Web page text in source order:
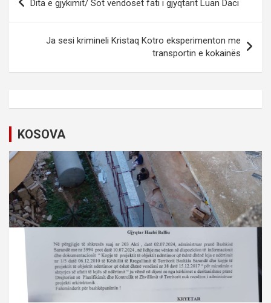
n
v
i
g
a
t
i
o
Dita e gjykimit/ Sot vendoset fati i gjyqtarit Luan Daci
Ja sesi krimineli Kristaq Kotro eksperimenton me
transportin e kokainës
KOSOVA